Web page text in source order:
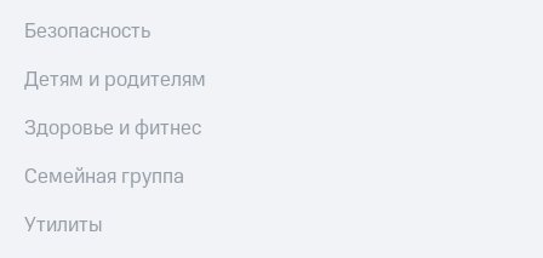
Безопасность
Детям и родителям
Здоровье и фитнес
Семейная группа
Утилиты